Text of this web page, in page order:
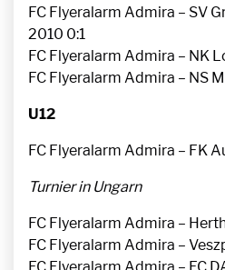
FC Flyeralarm Admira – SV
2010 0:1
FC Flyeralarm Admira – NK
FC Flyeralarm Admira – NS
U12
FC Flyeralarm Admira – FK
Turnier in Ungarn
FC Flyeralarm Admira –
FC Flyeralarm Admira –